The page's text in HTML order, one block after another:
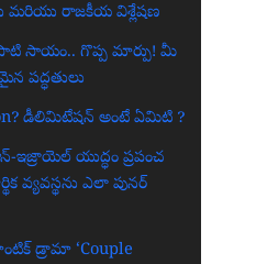
మరియు రాజకీయ విశ్లేషణ
సాయం.. గొప్ప మార్పు! మీ
పద్ధతులు
డీలిమిటేషన్ అంటే ఏమిటి ?
ఇజ్రాయెల్ యుద్ధం ప్రపంచ
వ్యవస్థను ఎలా పునర్
డ్రామా ‘Couple